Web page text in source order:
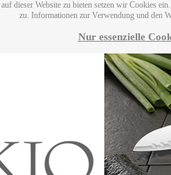
dieser Website zu bieten setzen wir Cookies
zu. Informationen zur Verwendung und den
Nur essenzielle